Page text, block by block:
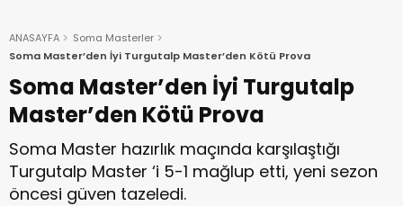
ANASAYFA
Soma Masterler
Soma Master’den İyi Turgutalp Master’den Kötü Prova
Soma Master’den İyi Turgutalp
Master’den Kötü Prova
Soma Master hazırlık maçında karşılaştığı
Turgutalp Master ‘i 5-1 mağlup etti, yeni sezon
öncesi güven tazeledi.